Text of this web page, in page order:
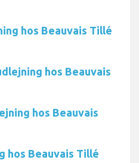
hos Beauvais Tillé
hos Beauvais
hos Beauvais
hos Beauvais Tillé